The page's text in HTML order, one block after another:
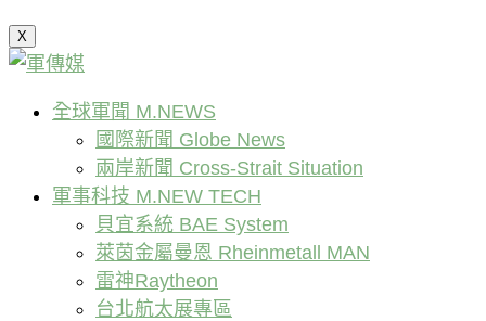
X
全球軍聞 M.NEWS
國際新聞 Globe News
兩岸新聞 Cross-Strait Situation
軍事科技 M.NEW TECH
貝宜系統 BAE System
萊茵金屬曼恩 Rheinmetall MAN
雷神Raytheon
台北航太展專區